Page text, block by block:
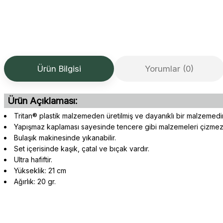
Ürün Bilgisi Yorumlar (0)
Ürün Açıklaması:
Tritan® plastik malzemeden üretilmiş ve dayanıklı bir
Yapışmaz kaplaması sayesinde tencere gibi malzemeleri
Bulaşık makinesinde yıkanabilir.
Set içerisinde kaşık, çatal ve bıçak vardır.
Ultra hafiftir.
Yükseklik: 21 cm
Ağırlık: 20 gr.